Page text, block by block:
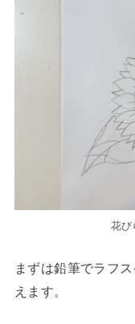
花び
まずは鉛筆でラフ
えます。